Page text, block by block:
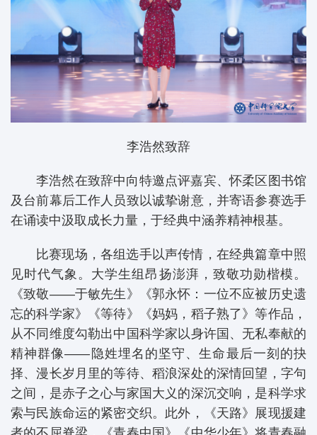
李浩然致辞
李浩然在致辞中向特邀点评嘉宾、怀柔区图书馆
及台前幕后工作人员致以诚挚谢意，并寄语参赛选手
在诵读中汲取成长力量，于经典中涵养精神根基。
比赛现场，各组选手以声传情，在经典篇章中照
见时代气象。大学生组昂扬澎湃，致敬功勋楷模。
《致敬——于敏先生》《郭永怀：一位不应被历史遗
忘的科学家》《等待》《妈妈，稻子熟了》等作品，
从不同维度勾勒出中国科学家以身许国、无私奉献的
精神群像——隐姓埋名的坚守、生命最后一刻的抉
择、漫长岁月里的等待、稻浪深处的深情回望，字句
之间，是赤子之心与家国大义的深沉交响，是科学求
索与民族命运的紧密交织。此外，《天路》展现援建